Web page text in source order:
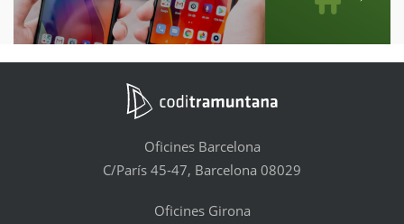
Oficines Barcelona
C/París 45-47, Barcelona 08029
Oficines Girona